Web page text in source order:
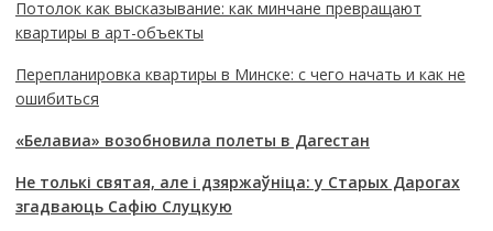
Потолок как высказывание: как минчане превращают
квартиры в арт-объекты
Перепланировка квартиры в Минске: с чего начать и как не
ошибиться
«Белавиа» возобновила полеты в Дагестан
Не толькі святая, але і дзяржаўніца: у Старых Дарогах
згадваюць Сафію Слуцкую